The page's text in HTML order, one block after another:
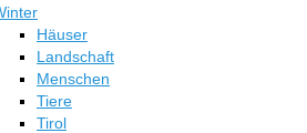
Häuser
Landschaft
Menschen
Tiere
Tirol